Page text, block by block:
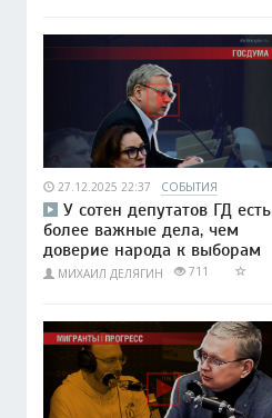
27.12.2025 22:37 СОБЫТИЯ
У сотен депутатов ГД есть
более важные дела, чем
доверие народа к выборам
МИХАИЛ ДЕЛЯГИН 711